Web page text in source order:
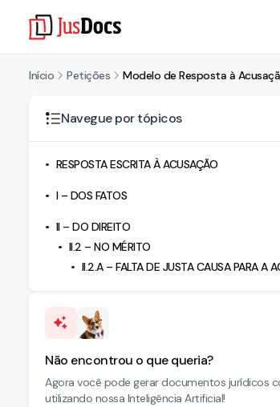
Início Petições Modelo de Resposta à
Navegue por tópicos
RESPOSTA ESCRITA À ACUSAÇÃO
I – DOS FATOS
II – DO DIREITO
II.2 – NO MÉRITO
II.2.A – FALTA DE JUSTA CAUSA PARA A
Não encontrou o que queria?
Agora você pode gerar documentos jurídicos
utilizando nossa Inteligência Artificial!